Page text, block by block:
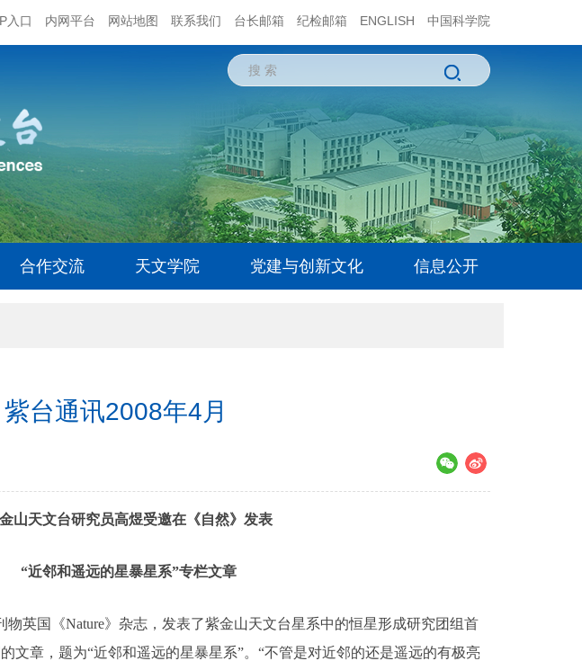
入口 内网平台 网站地图 联系我们 台长邮箱 纪检邮箱 ENGLISH 中国科学院
合作交流 天文学院 党建与创新文化 信息公开
紫台通讯2008年4月
山天文台研究员高煜受邀在《自然》发表
“近邻和遥远的星暴星系”专栏文章
英国《Nature》杂志，发表了紫金山天文台星系中的恒星形成研究团组首
文章，题为“近邻和遥远的星暴星系”。“不管是对近邻的还是遥远的有极亮